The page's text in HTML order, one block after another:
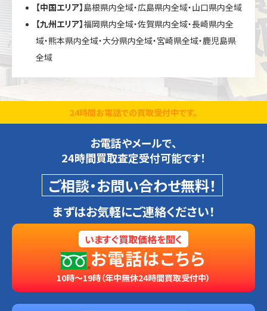
【中国エリア】島根県内全域・広島県内全域・山口県内全域
【九州エリア】福岡県内全域・佐賀県内全域・長崎県内全
域・熊本県内全域・大分県内全域・宮崎県全域・鹿児島県
全域
24時間お電話での買取受付中です。
お電話やメールで、
24時間買取査定受付可能です！
ご相談・お問い合わせ無料！
まずはお気軽にご連絡ください！
いますぐ買取価格を聞く
お電話はこちら
10時～19時（年中無休24時間買取受付中）